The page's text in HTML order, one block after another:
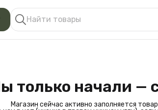
только начали —
Магазин сейчас активно заполняется